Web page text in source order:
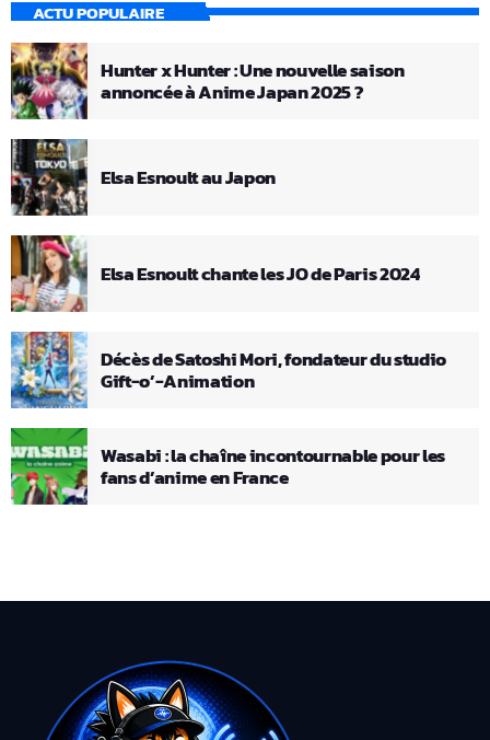
ACTU POPULAIRE
Hunter x Hunter : Une nouvelle saison
annoncée à Anime Japan 2025 ?
Elsa Esnoult au Japon
Elsa Esnoult chante les JO de Paris 2024
Décès de Satoshi Mori, fondateur du studio
Gift-o’-Animation
Wasabi : la chaîne incontournable pour les
fans d’anime en France